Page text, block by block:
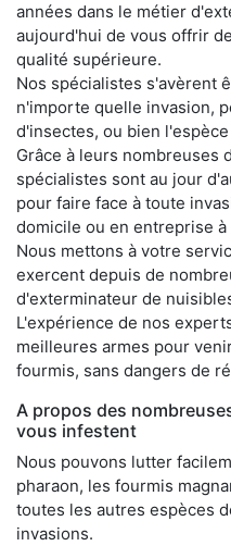
années dans le métier
aujourd'hui de vous offrir
qualité supérieure.
Nos spécialistes s'avèrent
n'importe quelle invasion,
d'insectes, ou bien
Grâce à leurs nombreuses
spécialistes sont au jour
pour faire face à toute
domicile ou en entreprise à
Nous mettons à votre
exercent depuis de
d'exterminateur de
L'expérience de nos
meilleures armes pour
fourmis, sans dangers de
A propos des
vous infestent
Nous pouvons lutter
pharaon, les fourmis
toutes les autres espèces
invasions.